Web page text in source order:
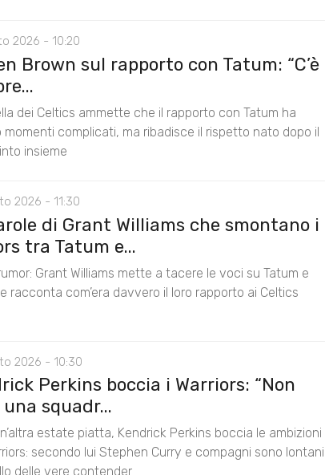
2026 - 10:20
Brown sul rapporto con Tatum: “C’è
dei Celtics ammette che il rapporto con Tatum ha
momenti complicati, ma ribadisce il rispetto nato dopo il
insieme
2026 - 11:30
di Grant Williams che smontano i
tra Tatum e...
Grant Williams mette a tacere le voci su Tatum e
racconta com’era davvero il loro rapporto ai Celtics
2026 - 10:30
Perkins boccia i Warriors: “Non
una squadr...
estate piatta, Kendrick Perkins boccia le ambizioni
secondo lui Stephen Curry e compagni sono lontani
delle vere contender